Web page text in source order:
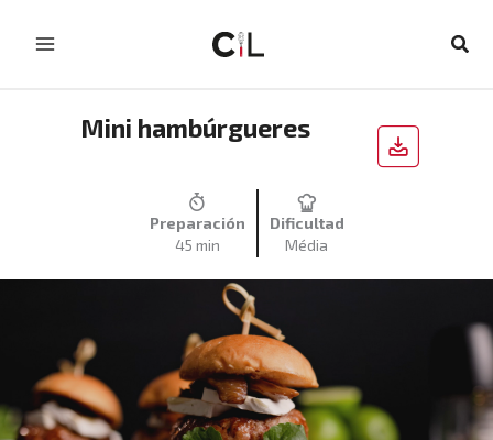
Mini hambúrgueres
Preparación
45 min
Dificultad
Média